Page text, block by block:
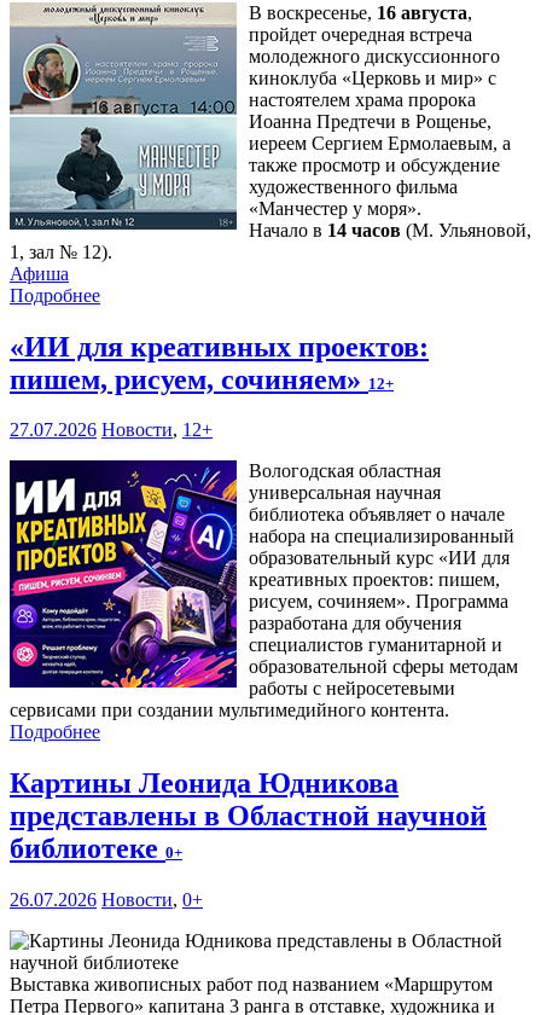
В воскресенье, 16 августа,
пройдет очередная встреча
молодежного дискуссионного
киноклуба «Церковь и мир» с
настоятелем храма пророка
Иоанна Предтечи в Рощенье,
иереем Сергием Ермолаевым, а
также просмотр и обсуждение
художественного фильма
«Манчестер у моря».
Начало в 14 часов (М. Ульяновой,
1, зал № 12).
Афиша
Подробнее
«ИИ для креативных проектов:
пишем, рисуем, сочиняем» 12+
27.07.2026 Новости, 12+
Вологодская областная
универсальная научная
библиотека объявляет о начале
набора на специализированный
образовательный курс «ИИ для
креативных проектов: пишем,
рисуем, сочиняем». Программа
разработана для обучения
специалистов гуманитарной и
образовательной сферы методам
работы с нейросетевыми
сервисами при создании мультимедийного контента.
Подробнее
Картины Леонида Юдникова
представлены в Областной научной
библиотеке 0+
26.07.2026 Новости, 0+
Выставка живописных работ под названием «Маршрутом
Петра Первого» капитана 3 ранга в отставке, художника и